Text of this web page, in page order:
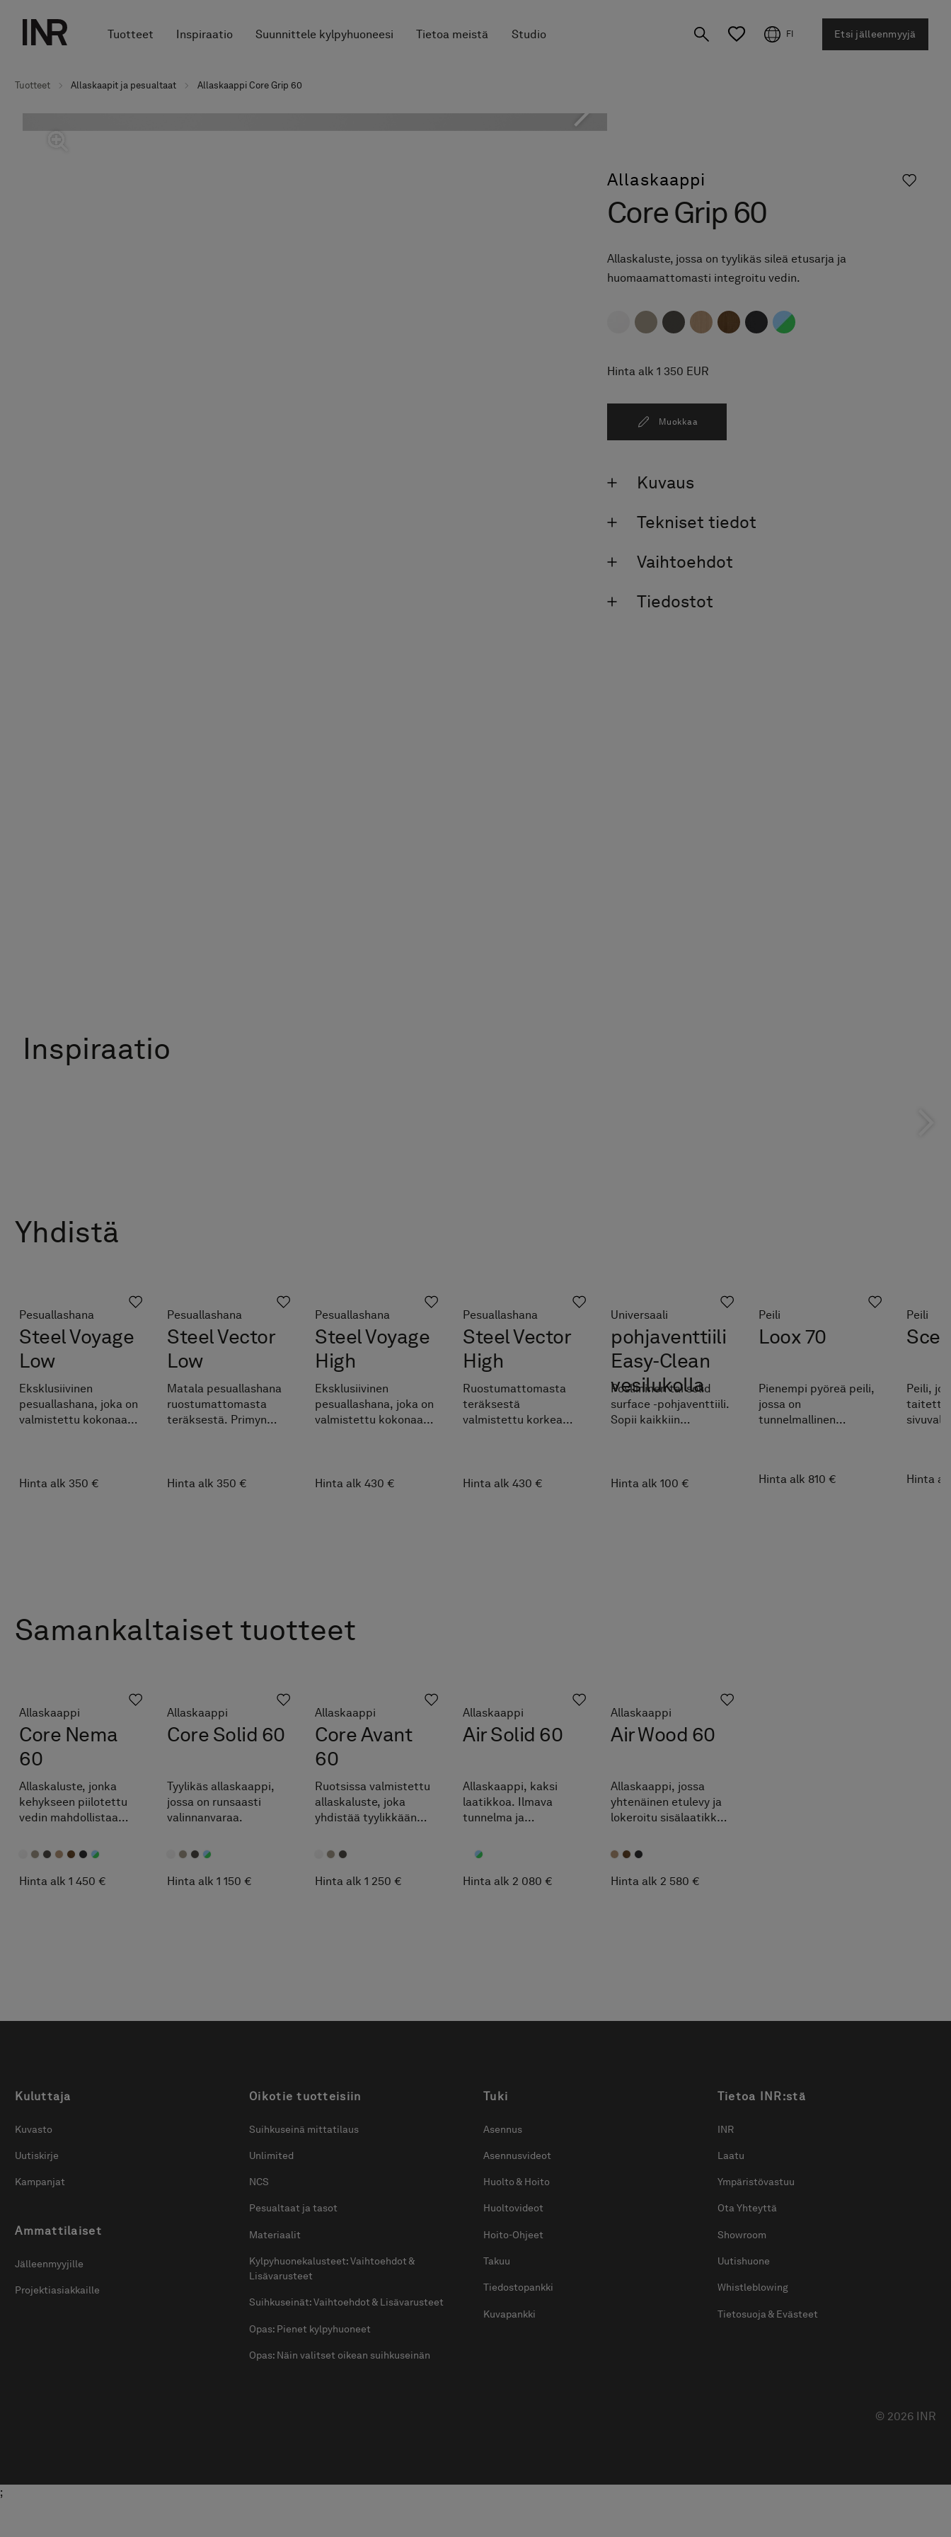
Tuotteet Inspiraatio Suunnittele kylpyhuoneesi Tietoa meistä Studio FI Etsi jälleenmyyjä
Tuotteet Allaskaapit ja pesualtaat Allaskaappi Core Grip 60
Allaskaappi
Core Grip 60
Allaskaluste, jossa on tyylikäs sileä etusarja ja
huomaamattomasti integroitu vedin.
Hinta alk 1 350 EUR
Muokkaa
Kuvaus
Tekniset tiedot
Vaihtoehdot
Tiedostot
Inspiraatio
Yhdistä
Pesuallashana
Steel Voyage
Low
Eksklusiivinen
pesuallashana, joka on
valmistettu kokonaan
Hinta alk 350 €
Pesuallashana
Steel Vector
Low
Matala pesuallashana
ruostumattomasta
teräksestä. Primyn
Hinta alk 350 €
Pesuallashana
Steel Voyage
High
Eksklusiivinen
pesuallashana, joka on
valmistettu kokonaan
Hinta alk 430 €
Pesuallashana
Steel Vector
High
Ruostumattomasta
teräksestä
valmistettu korkea
Hinta alk 430 €
Universaali
pohjaventtiili
Easy-Clean
vesilukolla
Posliininen tai solid
surface -pohjaventtiili.
Sopii kaikkiin
Hinta alk 100 €
Peili
Loox 70
Pienempi pyöreä peili,
jossa on
tunnelmallinen
Hinta alk 810 €
Peili
Peili,
Hinta
Samankaltaiset tuotteet
Allaskaappi
Core Nema
60
Allaskaluste, jonka
kehykseen piilotettu
vedin mahdollistaa
tyylikkään avaamisen.
Hinta alk 1 450 €
Allaskaappi
Core Solid 60
Tyylikäs allaskaappi,
jossa on runsaasti
valinnanvaraa.
Hinta alk 1 150 €
Allaskaappi
Core Avant
60
Ruotsissa valmistettu
allaskaluste, joka
yhdistää tyylikkään
käytännölliset
Hinta alk 1 250 €
Allaskaappi
Air Solid 60
Allaskaappi, kaksi
laatikkoa. Ilmava
tunnelma ja
muotoilu. TX Top
Hinta alk 2 080 €
Allaskaappi
Air Wood 60
Allaskaappi, jossa
yhtenäinen etulevy ja
lokeroitu sisälaatikko.
yksityiskohdat
Top Extreme™.
Hinta alk 2 580 €
Kuluttaja
Kuvasto
Uutiskirje
Kampanjat
Ammattilaiset
Jälleenmyyjille
Projektiasiakkaille
Oikotie tuotteisiin
Suihkuseinä mittatilaus
Unlimited
NCS
Pesualtaat ja tasot
Materiaalit
Kylpyhuonekalusteet: Vaihtoehdot &
Lisävarusteet
Suihkuseinät: Vaihtoehdot & Lisävarusteet
Opas: Pienet kylpyhuoneet
Opas: Näin valitset oikean suihkuseinän
Tuki
Asennus
Asennusvideot
Huolto & Hoito
Huoltovideot
Hoito-Ohjeet
Takuu
Tiedostopankki
Kuvapankki
Tietoa INR:stä
INR
Laatu
Ympäristövastuu
Ota Yhteyttä
Showroom
Uutishuone
Whistleblowing
Tietosuoja & Evästeet
© 2026 INR
;